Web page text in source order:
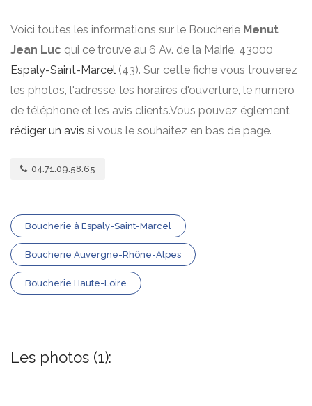
Voici toutes les informations sur le Boucherie Menut
Jean Luc qui ce trouve au 6 Av. de la Mairie, 43000
Espaly-Saint-Marcel (43). Sur cette fiche vous trouverez
les photos, l'adresse, les horaires d'ouverture, le numero
de téléphone et les avis clients.Vous pouvez églement
rédiger un avis si vous le souhaitez en bas de page.
04.71.09.58.65
Boucherie à Espaly-Saint-Marcel
Boucherie Auvergne-Rhône-Alpes
Boucherie Haute-Loire
Les photos (1):